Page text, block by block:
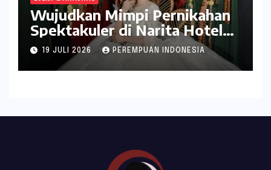
Wujudkan Mimpi Pernikahan
Spektakuler di Narita Hotel
Surabaya
19 JULI 2026 PEREMPUAN INDONESIA